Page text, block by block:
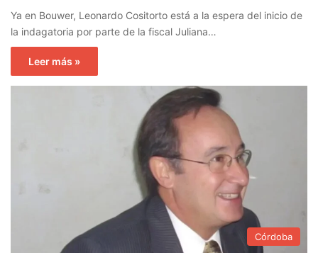
Ya en Bouwer, Leonardo Cositorto está a la espera del inicio de
la indagatoria por parte de la fiscal Juliana…
Leer más »
Córdoba